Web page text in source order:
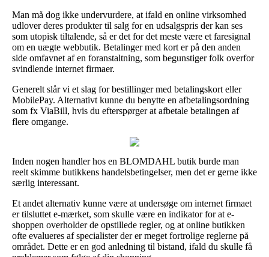
Man må dog ikke undervurdere, at ifald en online virksomhed
udlover deres produkter til salg for en udsalgspris der kan ses
som utopisk tiltalende, så er det for det meste være et faresignal
om en uægte webbutik. Betalinger med kort er på den anden
side omfavnet af en foranstaltning, som begunstiger folk overfor
svindlende internet firmaer.
Generelt slår vi et slag for bestillinger med betalingskort eller
MobilePay. Alternativt kunne du benytte en afbetalingsordning
som fx ViaBill, hvis du efterspørger at afbetale betalingen af
flere omgange.
Inden nogen handler hos en BLOMDAHL butik burde man
reelt skimme butikkens handelsbetingelser, men det er gerne ikke
særlig interessant.
Et andet alternativ kunne være at undersøge om internet firmaet
er tilsluttet e-mærket, som skulle være en indikator for at e-
shoppen overholder de opstillede regler, og at online butikken
ofte evalueres af specialister der er meget fortrolige reglerne på
området. Dette er en god anledning til bistand, ifald du skulle få